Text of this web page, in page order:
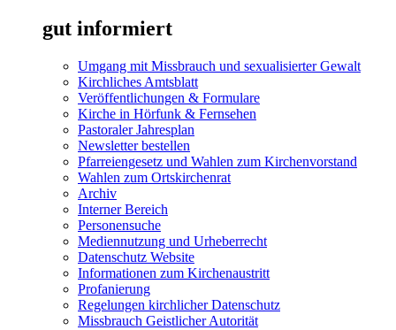
gut informiert
Umgang mit Missbrauch und sexualisierter Gewalt
Kirchliches Amtsblatt
Veröffentlichungen & Formulare
Kirche in Hörfunk & Fernsehen
Pastoraler Jahresplan
Newsletter bestellen
Pfarreiengesetz und Wahlen zum Kirchenvorstand
Wahlen zum Ortskirchenrat
Archiv
Interner Bereich
Personensuche
Mediennutzung und Urheberrecht
Datenschutz Website
Informationen zum Kirchenaustritt
Profanierung
Regelungen kirchlicher Datenschutz
Missbrauch Geistlicher Autorität